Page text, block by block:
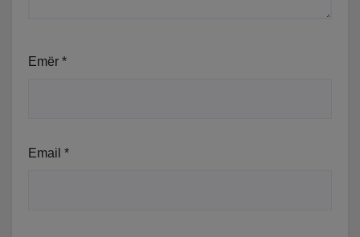
Emër *
Email *